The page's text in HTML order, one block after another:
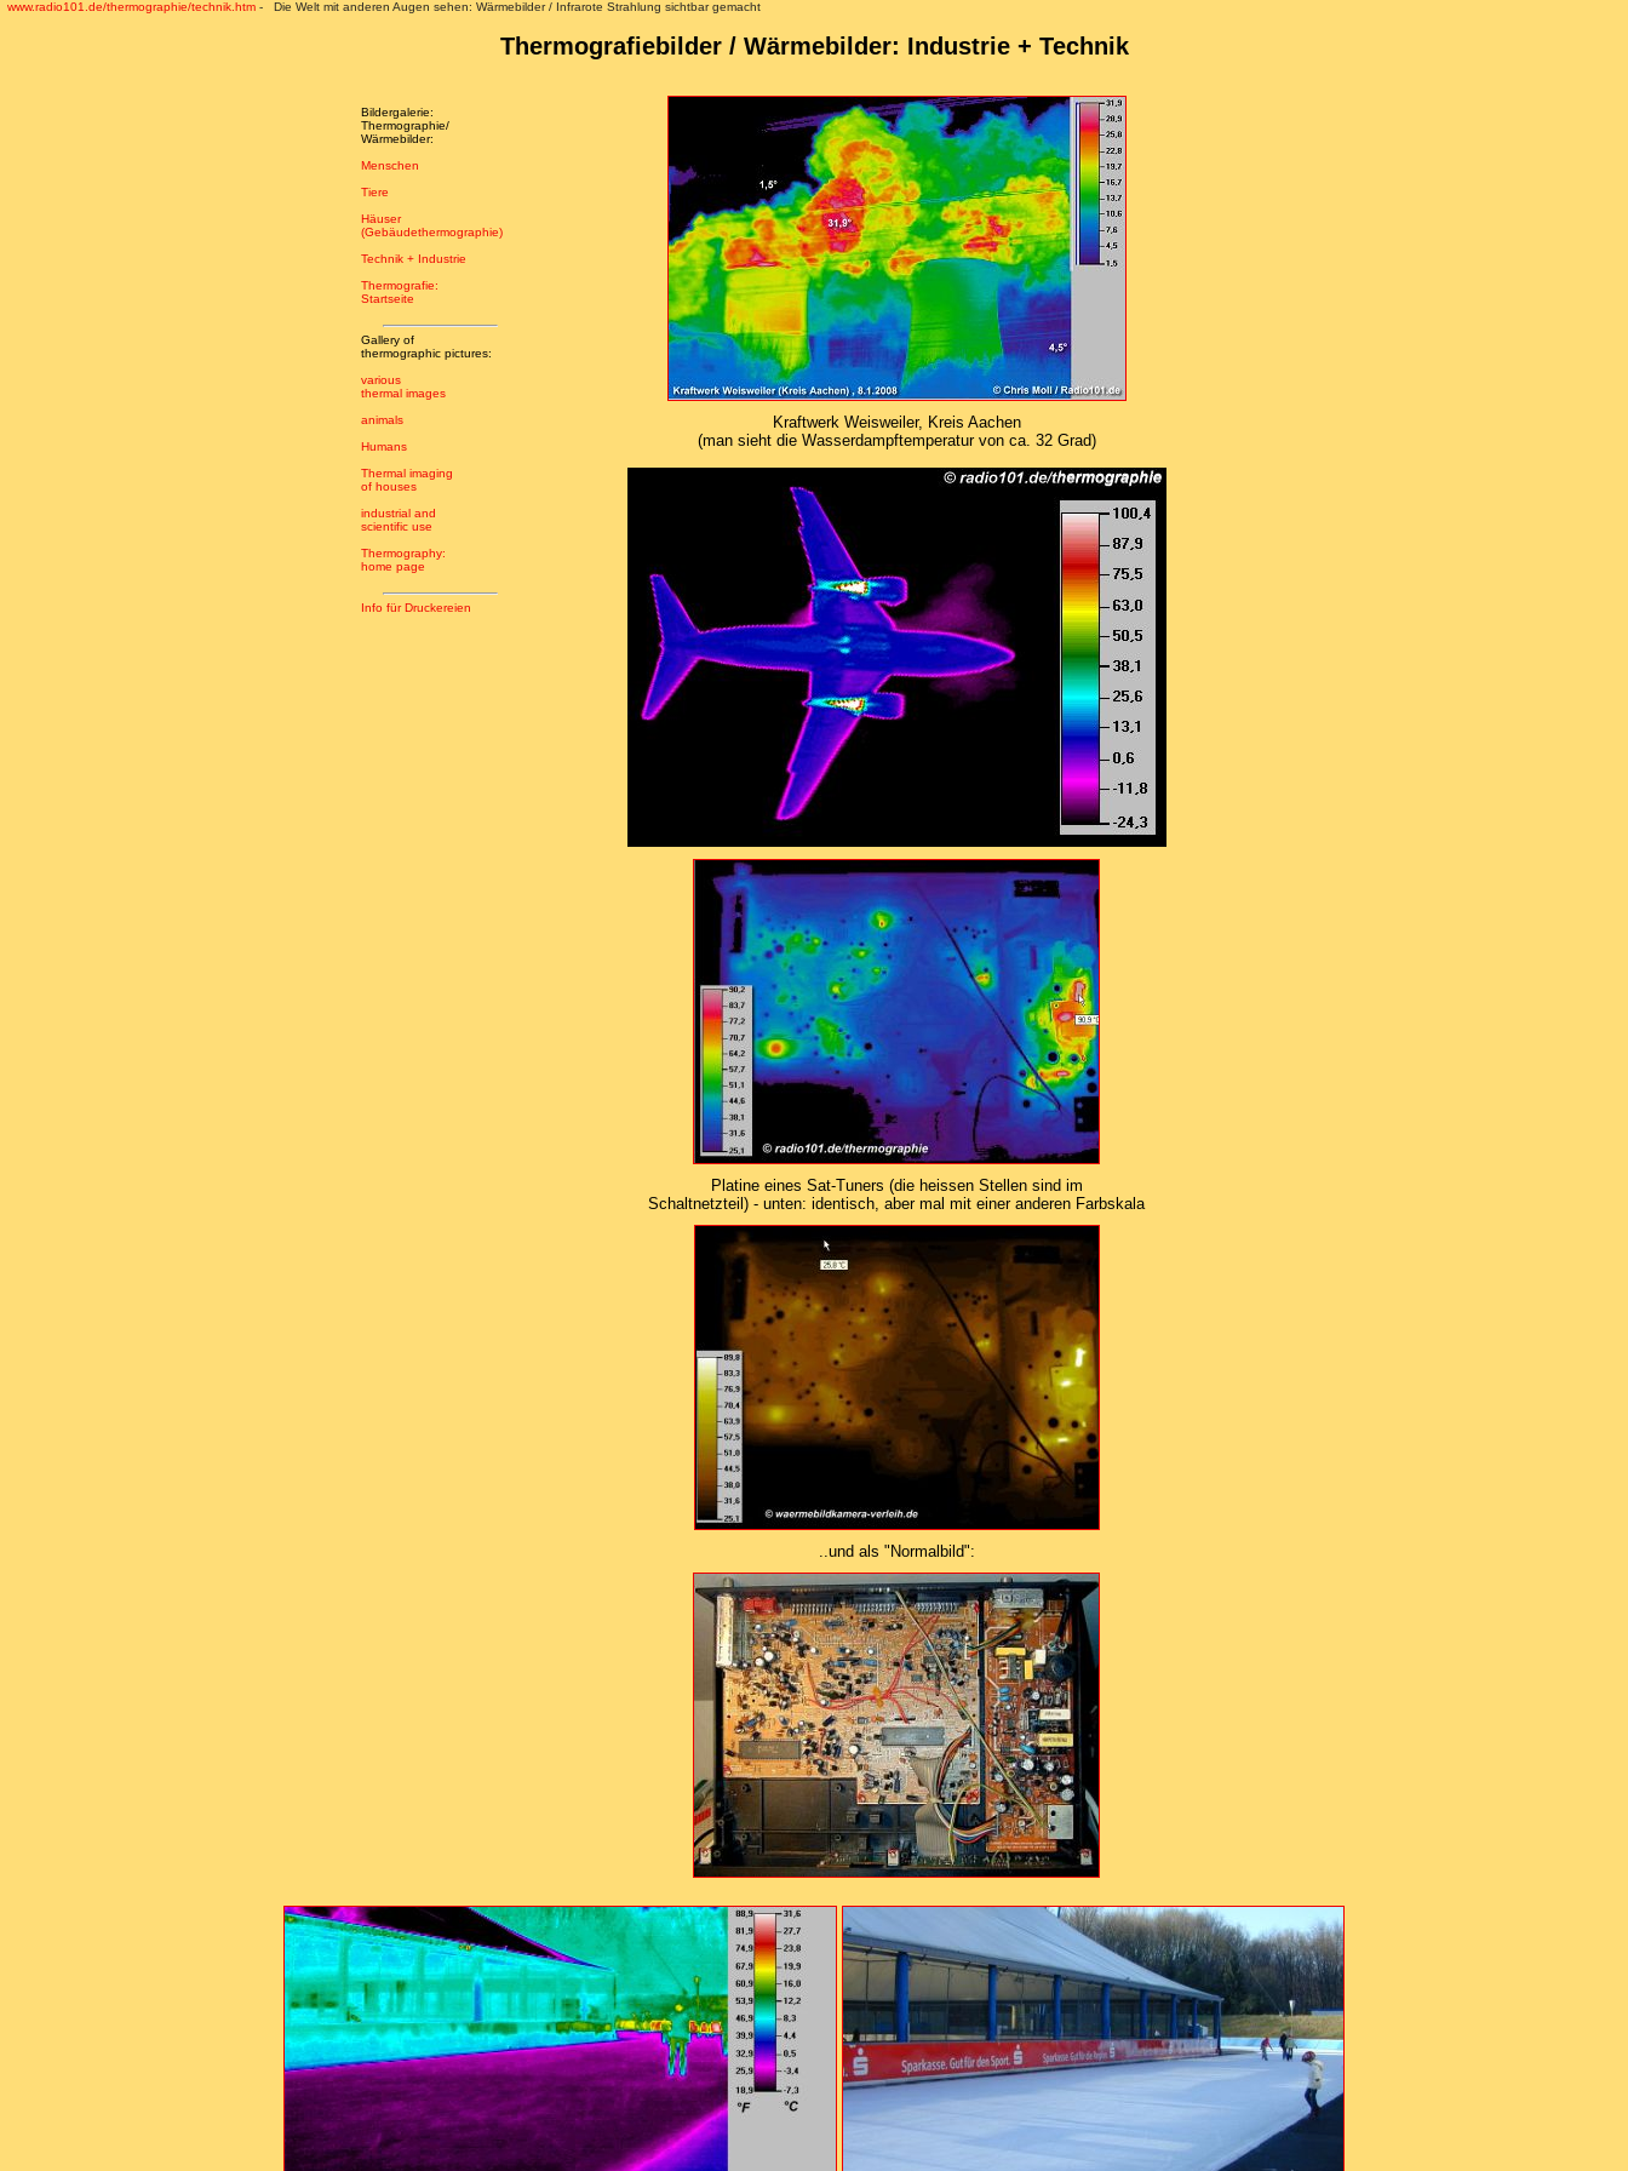
www.radio101.de/thermographie/technik.htm - Die Welt mit anderen Augen sehen: Wärmebilder / Infrarote Strahlung sichtbar gemacht
Thermografiebilder / Wärmebilder: Industrie + Technik
Bildergalerie:
Thermographie/
Wärmebilder:
Menschen
Tiere
Häuser
(Gebäudethermographie)
Technik + Industrie
Thermografie:
Startseite
Gallery of
thermographic pictures:
various
thermal images
animals
Humans
Thermal imaging
of houses
industrial and
scientific use
Thermography:
home page
Info für Druckereien
Kraftwerk Weisweiler, Kreis Aachen
(man sieht die Wasserdampftemperatur von ca. 32 Grad)
Platine eines Sat-Tuners (die heissen Stellen sind im
Schaltnetzteil) - unten: identisch, aber mal mit einer anderen Farbskala
..und als "Normalbild":